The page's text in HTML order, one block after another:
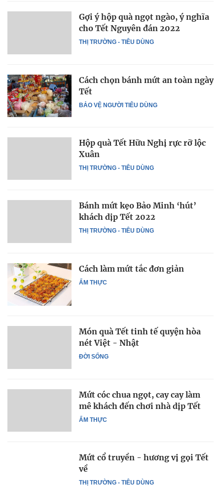
THỊ TRƯỜNG - TIÊU DÙNG
Gợi ý hộp quà ngọt ngào, ý nghĩa
cho Tết Nguyên đán 2022
BẢO VỆ NGƯỜI TIÊU DÙNG
Cách chọn bánh mứt an toàn ngày
Tết
THỊ TRƯỜNG - TIÊU DÙNG
Hộp quà Tết Hữu Nghị rực rỡ lộc
Xuân
THỊ TRƯỜNG - TIÊU DÙNG
Bánh mứt kẹo Bảo Minh ‘hút’
khách dịp Tết 2022
ẨM THỰC
Cách làm mứt tắc đơn giản
ĐỜI SỐNG
Món quà Tết tinh tế quyện hòa
nét Việt - Nhật
ẨM THỰC
Mứt cóc chua ngọt, cay cay làm
mê khách đến chơi nhà dịp Tết
THỊ TRƯỜNG - TIÊU DÙNG
Mứt cổ truyền - hương vị gọi Tết
về